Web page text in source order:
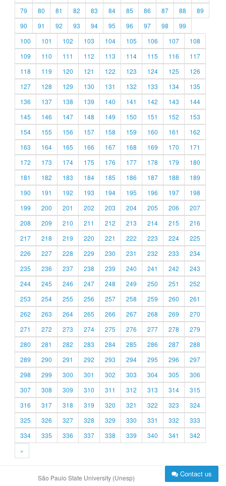
79
80 81 82 83 84 85 86 87 88
89
90
91 92 93 94 95 96 97 98
99
100
101 102 103 104 105 106 107
108
109
110 111 112 113 114 115 116
117
118
119 120 121 122 123 124 125
126
127
128 129 130 131 132 133 134
135
136
137 138 139 140 141 142 143
144
145
146 147 148 149 150 151 152
153
154
155 156 157 158 159 160 161
162
163
164 165 166 167 168 169 170
171
172
173 174 175 176 177 178 179
180
181
182 183 184 185 186 187 188
189
190
191 192 193 194 195 196 197
198
199
200 201 202 203 204 205 206
207
208
209 210 211 212 213 214 215
216
217
218 219 220 221 222 223 224
225
226
227 228 229 230 231 232 233
234
235
236 237 238 239 240 241 242
243
244
245 246 247 248 249 250 251
252
253
254 255 256 257 258 259 260
261
262
263 264 265 266 267 268 269
270
271
272 273 274 275 276 277 278
279
280
281 282 283 284 285 286 287
288
289
290 291 292 293 294 295 296
297
298
299 300 301 302 303 304 305
306
307
308 309 310 311 312 313 314
315
316
317 318 319 320 321 322 323
324
325
326 327 328 329 330 331 332
333
334
335 336 337 338 339 340 341
342
»
São Paulo State University (Unesp) Contact us